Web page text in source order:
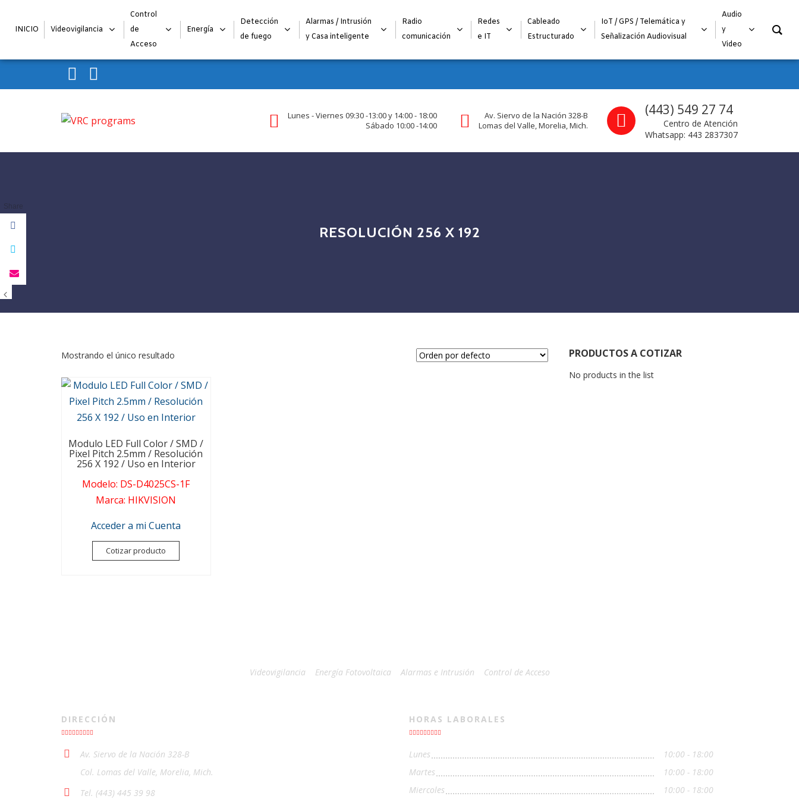
INICIO Videovigilancia
Control
de
Acceso
Energía
Detección
de fuego
Alarmas / Intrusión
y Casa inteligente
Radio
comunicación
Redes
e IT
Cableado
Estructurado
IoT / GPS / Telemática y
Señalización Audiovisual
Audio
y
Video
Skip to navigation
Call us
(443) 549 27 74
Centro de Atención
Whatsapp: 443 2837307
Av. Siervo de la Nación 328-B
Lomas del Valle, Morelia, Mich.
Lunes - Viernes 09:30 -13:00 y 14:00 - 18:00
Sábado 10:00 -14:00
RESOLUCIÓN 256 X 192
Mostrando el único resultado
Modulo LED Full Color / SMD /
Pixel Pitch 2.5mm / Resolución
256 X 192 / Uso en Interior
Modelo: DS-D4025CS-1F
Marca: HIKVISION
Acceder a mi Cuenta
Cotizar producto
PRODUCTOS A COTIZAR
No products in the list
Videovigilancia Energía Fotovoltaica Alarmas e Intrusión Control de Acceso
DIRECCIÓN
Av. Siervo de la Nación 328-B
Col. Lomas del Valle, Morelia, Mich.
Tel. (443) 445 39 98
HORAS LABORALES
Lunes
10:00 - 18:00
Martes
10:00 - 18:00
Miercoles
10:00 - 18:00
Share